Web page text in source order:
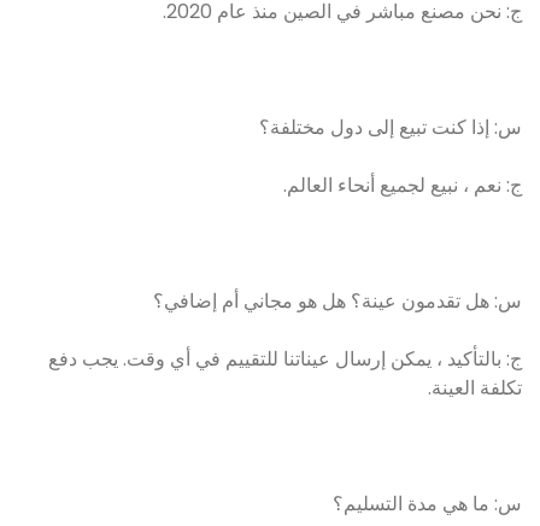
ج: نحن مصنع مباشر في الصين منذ عام 2020.
س: إذا كنت تبيع إلى دول مختلفة؟
ج: نعم ، نبيع لجميع أنحاء العالم.
س: هل تقدمون عينة؟ هل هو مجاني أم إضافي؟
ج: بالتأكيد ، يمكن إرسال عيناتنا للتقييم في أي وقت. يجب دفع
تكلفة العينة.
س: ما هي مدة التسليم؟